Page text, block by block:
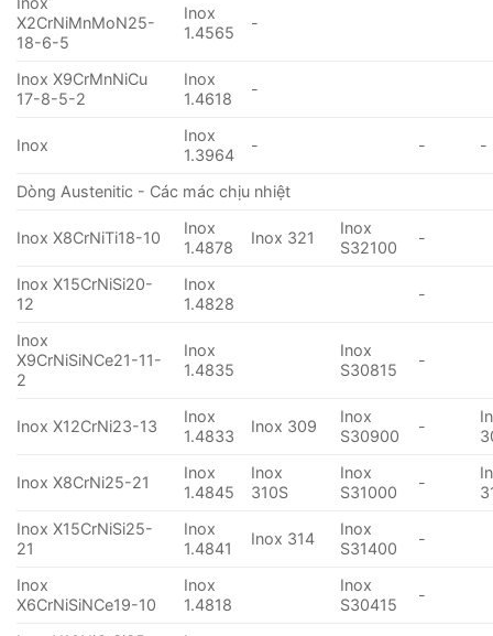
X2CrNiMnMoN25-
18-6-5
Inox
1.4565
-
Inox X9CrMnNiCu
17-8-5-2
Inox
1.4618
-
Inox
Inox
1.3964
- - -
Dòng Austenitic - Các mác chịu nhiệt
Inox X8CrNiTi18-10
Inox
1.4878
Inox 321
Inox
S32100
-
Inox X15CrNiSi20-
12
Inox
1.4828
-
Inox
X9CrNiSiNCe21-11-
2
Inox
1.4835
Inox
S30815
-
Inox X12CrNi23-13
Inox
1.4833
Inox 309
Inox
S30900
-
Inox X8CrNi25-21
Inox
1.4845
Inox
310S
Inox
S31000
-
Inox X15CrNiSi25-
21
Inox
1.4841
Inox 314
Inox
S31400
-
Inox
X6CrNiSiNCe19-10
Inox
1.4818
Inox
S30415
-